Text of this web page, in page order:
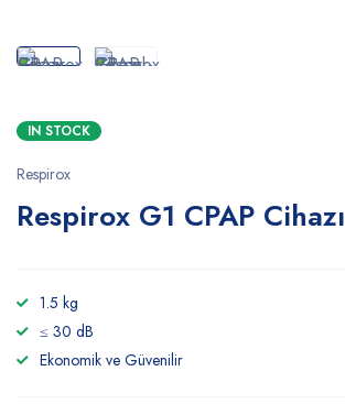
IN STOCK
Respirox
Respirox G1 CPAP Cihazı
1.5 kg
≤ 30 dB
Ekonomik ve Güvenilir